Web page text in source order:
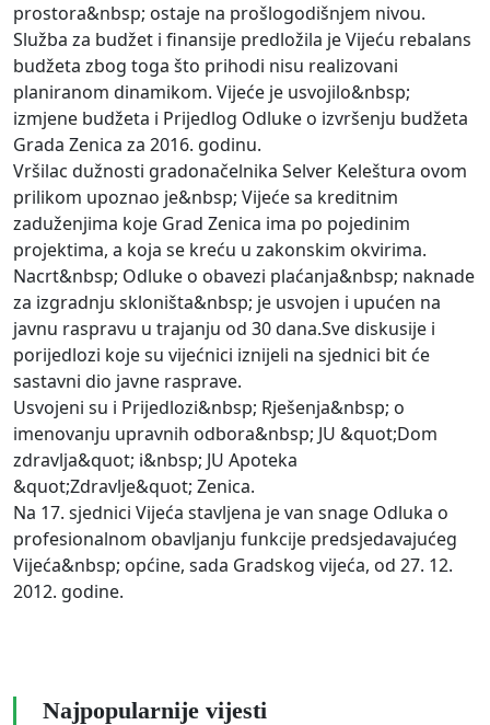
prostora&nbsp; ostaje na prošlogodišnjem nivou.
Služba za budžet i finansije predložila je Vijeću rebalans
budžeta zbog toga što prihodi nisu realizovani
planiranom dinamikom. Vijeće je usvojilo&nbsp;
izmjene budžeta i Prijedlog Odluke o izvršenju budžeta
Grada Zenica za 2016. godinu.
Vršilac dužnosti gradonačelnika Selver Keleštura ovom
prilikom upoznao je&nbsp; Vijeće sa kreditnim
zaduženjima koje Grad Zenica ima po pojedinim
projektima, a koja se kreću u zakonskim okvirima.
Nacrt&nbsp; Odluke o obavezi plaćanja&nbsp; naknade
za izgradnju skloništa&nbsp; je usvojen i upućen na
javnu raspravu u trajanju od 30 dana.Sve diskusije i
porijedlozi koje su vijećnici iznijeli na sjednici bit će
sastavni dio javne rasprave.
Usvojeni su i Prijedlozi&nbsp; Rješenja&nbsp; o
imenovanju upravnih odbora&nbsp; JU &quot;Dom
zdravlja&quot; i&nbsp; JU Apoteka
&quot;Zdravlje&quot; Zenica.
Na 17. sjednici Vijeća stavljena je van snage Odluka o
profesionalnom obavljanju funkcije predsjedavajućeg
Vijeća&nbsp; općine, sada Gradskog vijeća, od 27. 12.
2012. godine.
Najpopularnije vijesti